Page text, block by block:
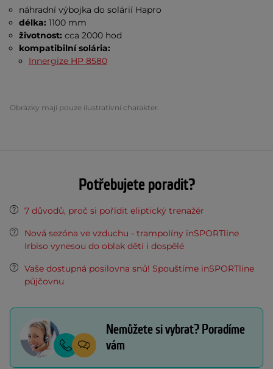
náhradní výbojka do solárií Hapro
délka:1100 mm
životnost:cca 2000 hod
kompatibilní solária:
Innergize HP 8580
Obrázky mají pouze ilustrativní charakter.
Potřebujete poradit?
7 důvodů, proč si pořídit eliptický trenažér
Nová sezóna ve vzduchu - trampolíny inSPORTline
Irbiso vynesou do oblak děti i dospělé
Vaše dostupná posilovna snů! Spouštíme inSPORTline
půjčovnu
Nemůžete si vybrat? Poradíme
vám